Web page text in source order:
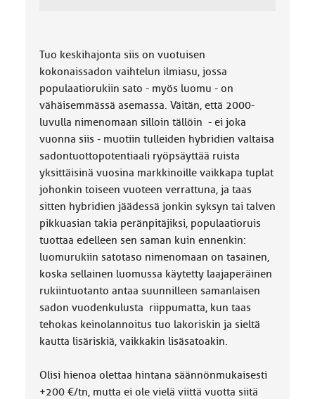
Tuo keskihajonta siis on vuotuisen
kokonaissadon vaihtelun ilmiasu, jossa
populaatiorukiin sato - myös luomu - on
vähäisemmässä asemassa. Väitän, että 2000-
luvulla nimenomaan silloin tällöin - ei joka
vuonna siis - muotiin tulleiden hybridien valtaisa
sadontuottopotentiaali ryöpsäyttää ruista
yksittäisinä vuosina markkinoille vaikkapa tuplat
johonkin toiseen vuoteen verrattuna, ja taas
sitten hybridien jäädessä jonkin syksyn tai talven
pikkuasian takia peränpitäjiksi, populaatioruis
tuottaa edelleen sen saman kuin ennenkin:
luomurukiin satotaso nimenomaan on tasainen,
koska sellainen luomussa käytetty laajaperäinen
rukiintuotanto antaa suunnilleen samanlaisen
sadon vuodenkulusta riippumatta, kun taas
tehokas keinolannoitus tuo lakoriskin ja sieltä
kautta lisäriskiä, vaikkakin lisäsatoakin.
Olisi hienoa olettaa hintana säännönmukaisesti
+200 €/tn, mutta ei ole vielä viittä vuotta siitä